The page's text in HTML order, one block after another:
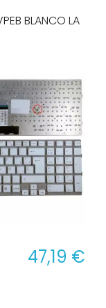
BLANCO LA
47,19 €